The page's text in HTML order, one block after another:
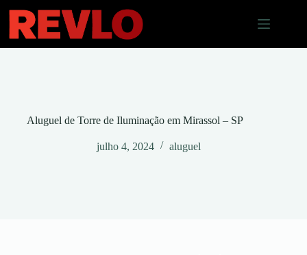
para
conteúdo
Aluguel de Torre de Iluminação em Mirassol – SP
julho 4, 2024 aluguel